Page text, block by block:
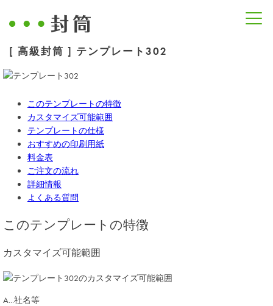
[ 高級封筒 ] テンプレート302
このテンプレートの特徴
カスタマイズ可能範囲
テンプレートの仕様
おすすめの印刷用紙
料金表
ご注文の流れ
詳細情報
よくある質問
このテンプレートの特徴
カスタマイズ可能範囲
A...社名等